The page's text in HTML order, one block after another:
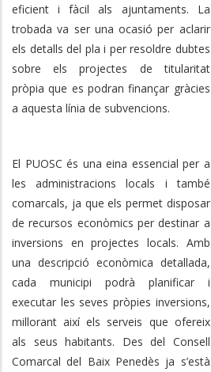
eficient i fàcil als ajuntaments. La
trobada va ser una ocasió per aclarir
els detalls del pla i per resoldre dubtes
sobre els projectes de titularitat
pròpia que es podran finançar gràcies
a aquesta línia de subvencions.
El PUOSC és una eina essencial per a
les administracions locals i també
comarcals, ja que els permet disposar
de recursos econòmics per destinar a
inversions en projectes locals. Amb
una descripció econòmica detallada,
cada municipi podrà planificar i
executar les seves pròpies inversions,
millorant així els serveis que ofereix
als seus habitants. Des del Consell
Comarcal del Baix Penedès ja s’està